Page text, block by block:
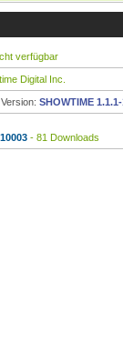
verfügbar
Digital Inc.
SHOWTIME
- 81 Downloads